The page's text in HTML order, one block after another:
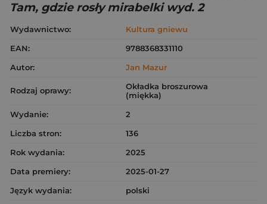
Tam, gdzie rosły mirabelki wyd. 2
Wydawnictwo:
Kultura gniewu
EAN:
9788368331110
Autor:
Jan Mazur
Rodzaj oprawy:
Okładka broszurowa
(miękka)
Wydanie:
2
Liczba stron:
136
Rok wydania:
2025
Data premiery:
2025-01-27
Język wydania:
polski